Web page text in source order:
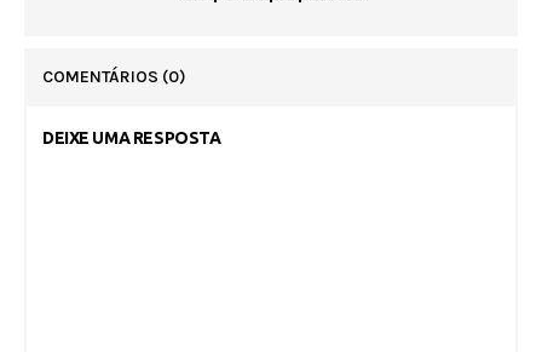
COMENTÁRIOS (0)
DEIXE UMA RESPOSTA